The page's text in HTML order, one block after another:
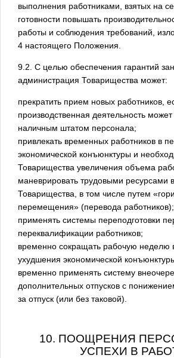
выполнения работниками, взятых на
готовности повышать
работы и соблюдения требований,
4 настоящего Положения.
9.2. С целью обеспечения гарантий
администрация Товарищества может:
прекратить прием новых работников,
производственная деятельность
наличным штатом персонала;
привлекать временных работников в
экономической конъюнктуры и
Товарищества увеличения объема
маневрировать трудовыми ресурсами
Товарищества, в том числе путем
перемещения» (перевода работников);
применять системы переподготовки
переквалификации работников;
временно сокращать рабочую неделю
ухудшения экономической
временно применять систему
дополнительных отпусков с
за отпуск (или без таковой).
10. ПООЩРЕНИЯ
УСПЕХИ В